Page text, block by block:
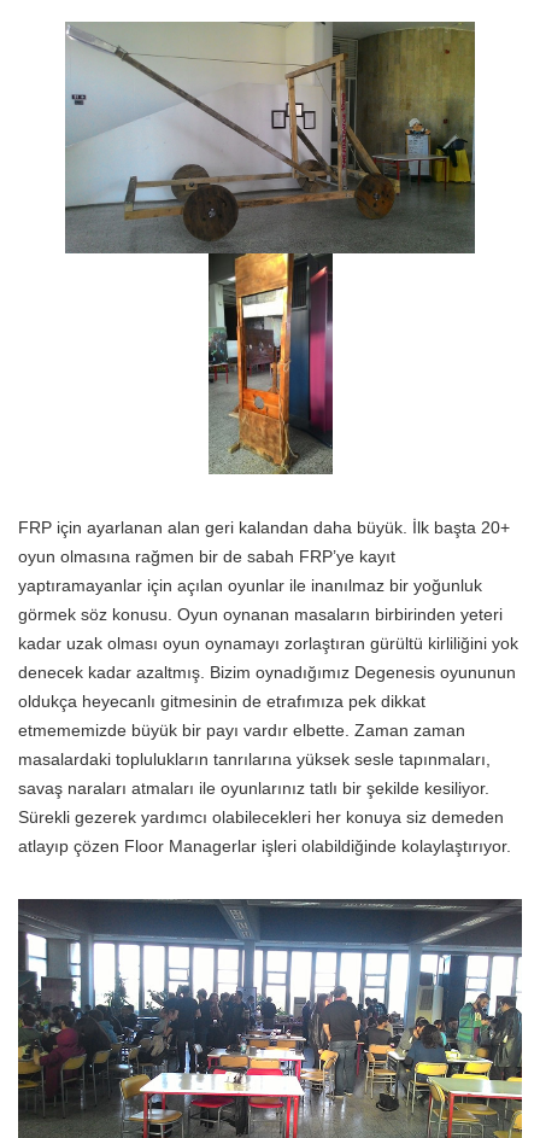
FRP için ayarlanan alan geri kalandan daha büyük. İlk başta 20+
oyun olmasına rağmen bir de sabah FRP’ye kayıt
yaptıramayanlar için açılan oyunlar ile inanılmaz bir yoğunluk
görmek söz konusu. Oyun oynanan masaların birbirinden yeteri
kadar uzak olması oyun oynamayı zorlaştıran gürültü kirliliğini yok
denecek kadar azaltmış. Bizim oynadığımız Degenesis oyununun
oldukça heyecanlı gitmesinin de etrafımıza pek dikkat
etmememizde büyük bir payı vardır elbette. Zaman zaman
masalardaki toplulukların tanrılarına yüksek sesle tapınmaları,
savaş naraları atmaları ile oyunlarınız tatlı bir şekilde kesiliyor.
Sürekli gezerek yardımcı olabilecekleri her konuya siz demeden
atlayıp çözen Floor Managerlar işleri olabildiğinde kolaylaştırıyor.